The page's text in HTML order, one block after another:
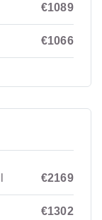
€1089
€1066
€2169
€1302